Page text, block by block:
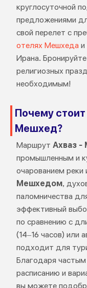
круглосуточной
предложениями
свой перелет с
отелях Мешхеда и
Ирана.
религиозных
необходимым!
Почему стоит
Мешхед?
Маршрут Ахваз -
промышленным и
очарованием
Мешхедом,
паломничества
эффективный
по сравнению с
(14–16 часов) или
подходит для
Благодаря
расписанию и
вы можете